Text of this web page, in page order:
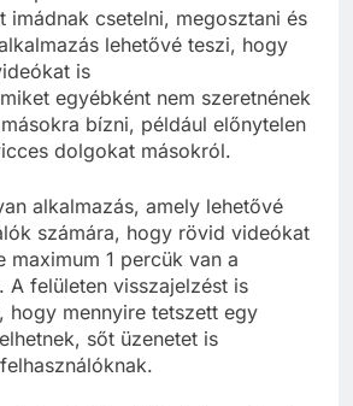
imádnak csetelni, megosztani és
lehetővé teszi, hogy
is
egyébként nem szeretnének
bízni, például előnytelen
dolgokat másokról.
alkalmazás, amely lehetővé
számára, hogy rövid videókat
maximum 1 percük van a
A felületen visszajelzést is
hogy mennyire tetszett egy
sőt üzenetet is